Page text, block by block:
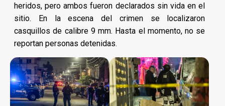
heridos, pero ambos fueron declarados sin vida en el
sitio. En la escena del crimen se localizaron
casquillos de calibre 9 mm. Hasta el momento, no se
reportan personas detenidas.